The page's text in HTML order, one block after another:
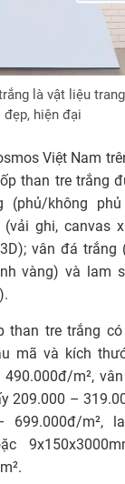
là vật liệu
đẹp, hiện đại
Việt Nam
than tre trắng
(phủ/không phủ
ghi, canvas
vân đá trắng
vàng) và lam
than tre trắng
mã và kích
m²,
209.000 –
699.000đ/m²,